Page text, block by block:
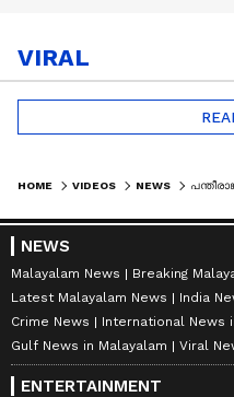
VIRAL
HOME VIDEOS NEWS
NEWS
Malayalam News
Breaking
Latest Malayalam News
India
Crime News
International News
Gulf News in Malayalam
Viral
ENTERTAINMENT